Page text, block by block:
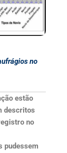
no
estão
descritos
no
pudessem